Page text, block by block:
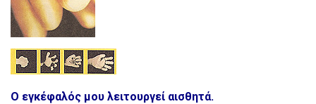
Ο εγκέφαλός μου λειτουργεί αισθητά.